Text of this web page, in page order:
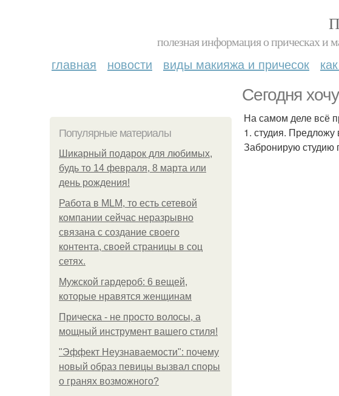
полезная информация о прическах и
главная новости виды макияжа и причесок
Сегодня
Популярные материалы
Шикарный подарок для любимых,
будь то 14 февраля, 8 марта или
день рождения!
Работа в MLM, то есть сетевой
компании сейчас неразрывно
связана с создание своего
контента, своей страницы в соц
сетях.
Мужской гардероб: 6 вещей,
которые нравятся женщинам
Прическа - не просто волосы, а
мощный инструмент вашего стиля!
"Эффект Неузнаваемости": почему
новый образ певицы вызвал споры
о гранях возможного?
На самом деле всё
1. студия. Предложу
Забронирую студию